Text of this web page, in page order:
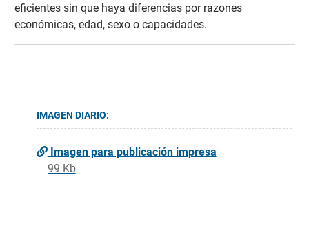
eficientes sin que haya diferencias por razones
económicas, edad, sexo o capacidades.
IMAGEN DIARIO:
Imagen para publicación impresa
99 Kb